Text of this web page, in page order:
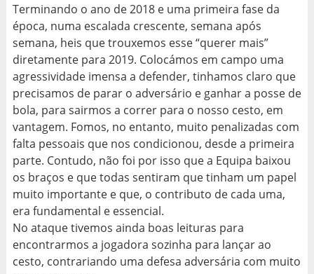
Terminando o ano de 2018 e uma primeira fase da
época, numa escalada crescente, semana após
semana, heis que trouxemos esse “querer mais”
diretamente para 2019. Colocámos em campo uma
agressividade imensa a defender, tinhamos claro que
precisamos de parar o adversário e ganhar a posse de
bola, para sairmos a correr para o nosso cesto, em
vantagem. Fomos, no entanto, muito penalizadas com
falta pessoais que nos condicionou, desde a primeira
parte. Contudo, não foi por isso que a Equipa baixou
os braços e que todas sentiram que tinham um papel
muito importante e que, o contributo de cada uma,
era fundamental e essencial.
No ataque tivemos ainda boas leituras para
encontrarmos a jogadora sozinha para lançar ao
cesto, contrariando uma defesa adversária com muito